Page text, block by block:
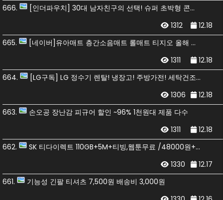
666.
[인더파우치] 30대 남자친구의 선택! 슈퍼 초박형 콘돔 8000원 (한정수량)
1312
12.18
665.
[네이버]유아매트 층간소음매트 롤매트 티지오 올해 최저가/8,900원 무료배송
1311
12.18
664.
[LG구독] LG 정수기 렌탈! 냉장고! 주방가전! 세탁건조기! TV! 안마의자! 할인! 사은혜택!
1306
12.18
663.
손오공 장난감 피규어 할인 ~96% 1천원대 제품 다수
1311
12.18
662.
SK 티다이렉트 110GB+5M+티빙,웹툰무료 /48000원+네페 월 33,000원 (6개월)→ 체감가월15,000원 (알뜰폰X)
1330
12.17
661.
기능성 긴팔 티셔츠 7,500원 배송비 3,000원